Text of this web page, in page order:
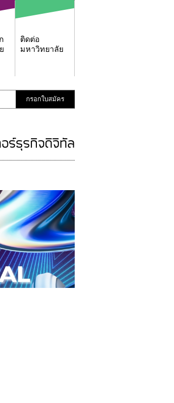
ติดต่อ
มหาวิทยาลัย
กรอกใบสมัคร
ร์ธุรกิจดิจิทัล